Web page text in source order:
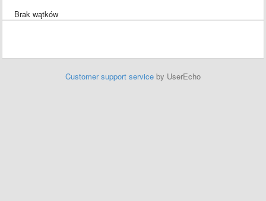
Brak wątków
Customer support service by UserEcho